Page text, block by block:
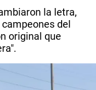
la letra,
del
original que